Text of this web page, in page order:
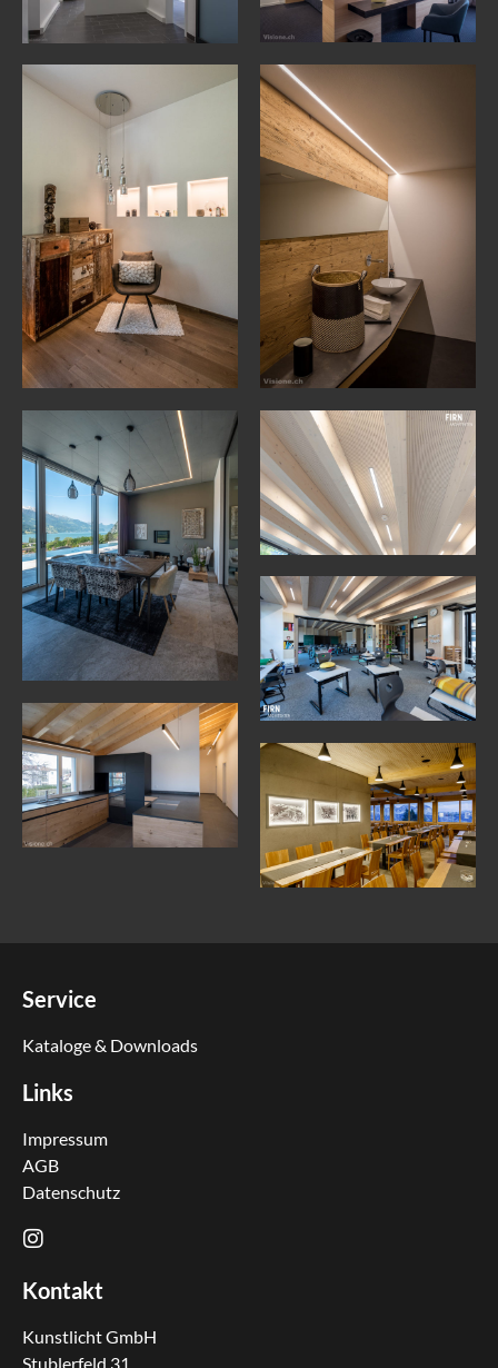
Service
Kataloge & Downloads
Links
Impressum
AGB
Datenschutz
Kontakt
Kunstlicht GmbH
Stublerfeld 31